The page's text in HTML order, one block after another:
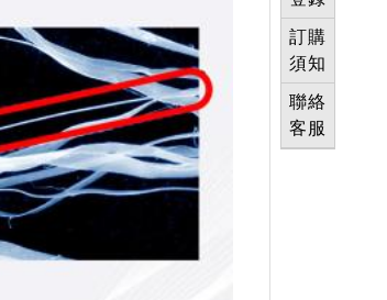
訂購
須知
聯絡
客服